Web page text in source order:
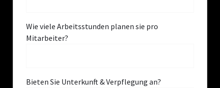
Wie viele Arbeitsstunden planen sie pro
Mitarbeiter?
Bieten Sie Unterkunft & Verpflegung an?